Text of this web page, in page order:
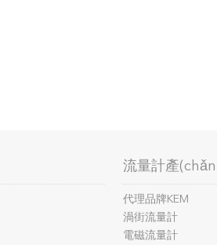
流量計產
代理品牌KEM
渦街流量計
電磁流量計